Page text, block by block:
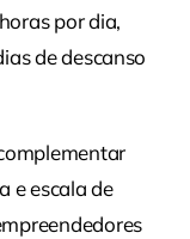
por dia,
de descanso
e escala de